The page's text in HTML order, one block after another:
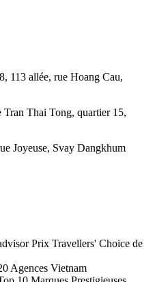
113 allée, rue Hoang Cau,
Tran Thai Tong, quartier 15,
Joyeuse, Svay Dangkhum
Prix Travellers' Choice de
Agences Vietnam